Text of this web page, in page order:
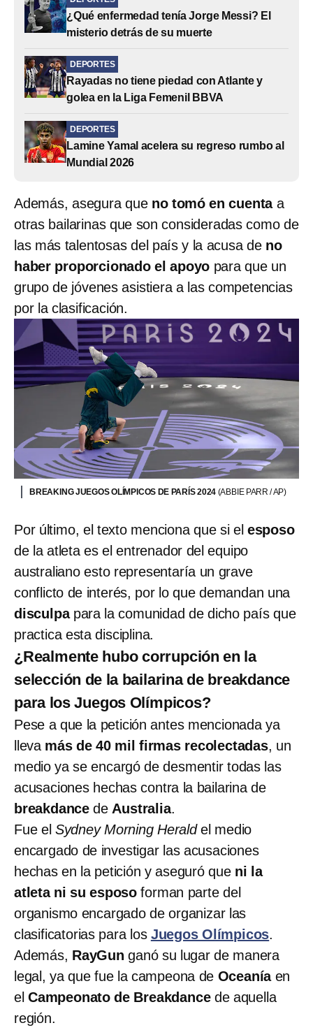
¿Qué enfermedad tenía Jorge Messi? El
misterio detrás de su muerte
DEPORTES
Rayadas no tiene piedad con Atlante y
golea en la Liga Femenil BBVA
DEPORTES
Lamine Yamal acelera su regreso rumbo al
Mundial 2026
Además, asegura que no tomó en cuentaa
otras bailarinas que son consideradas como de
las más talentosas del país y la acusa de no
haber proporcionado el apoyo para que un
grupo de jóvenes asistiera a las competencias
por la clasificación.
BREAKING JUEGOS OLÍMPICOS DE PARÍS 2024 (ABBIE PARR / AP)
Por último, el texto menciona que si el esposo
de la atleta es el entrenador del equipo
australiano esto representaría un grave
conflicto de interés, por lo que demandan una
disculpapara la comunidad de dicho país que
practica esta disciplina.
¿Realmente hubo corrupción en la
selección de la bailarina de breakdance
para los Juegos Olímpicos?
Pese a que la petición antes mencionada ya
lleva más de 40 mil firmas recolectadas, un
medio ya se encargó de desmentir todas las
acusaciones hechas contra la bailarina de
breakdance de Australia.
Fue el Sydney Morning Heraldel medio
encargado de investigar las acusaciones
hechas en la petición y aseguró que ni la
atleta ni su esposo forman parte del
organismo encargado de organizar las
clasificatorias para los Juegos Olímpicos.
Además, RayGun ganó su lugar de manera
legal, ya que fue la campeona de Oceaníaen
el Campeonato de Breakdancede aquella
región.